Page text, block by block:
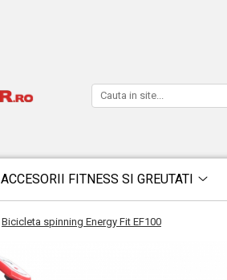
ACCESORII FITNESS SI GREUTATI
Bicicleta spinning Energy Fit EF100